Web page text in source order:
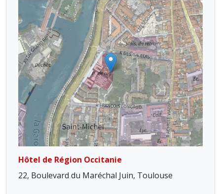
Hôtel de Région Occitanie
22, Boulevard du Maréchal Juin, Toulouse